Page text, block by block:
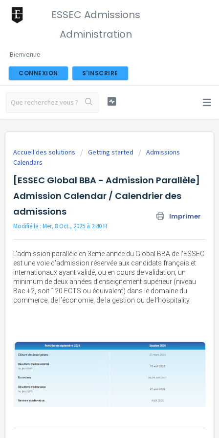
ESSEC Admissions
Administration
Bienvenue
CONNEXION S'INSCRIRE
Accueil des solutions Getting started
Admissions
Calendars
[ESSEC Global BBA - Admission Parallèle]
Admission Calendar / Calendrier des
admissions
Imprimer
Modifié le : Mer, 8 Oct., 2025 à 2:40 H
L'admission parallèle en 3eme année du Global BBA de l'ESSEC
est une voie d'admission réservée aux candidats français et
internationaux ayant validé, ou en cours de validation, un
minimum de deux années d’enseignement supérieur (niveau
Bac +2, soit 120 ECTS ou équivalent) dans le domaine du
commerce, de l’économie, de la gestion ou de l’hospitality.